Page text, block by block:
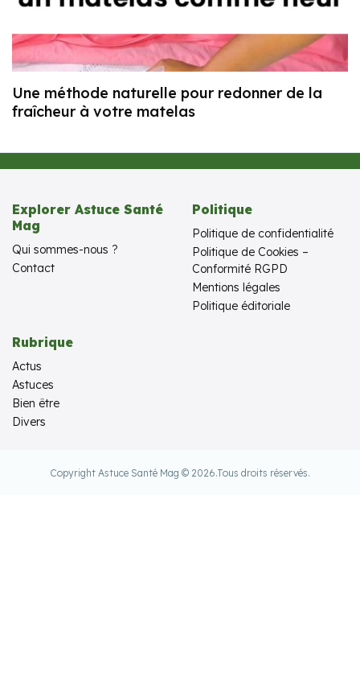
Une méthode naturelle pour redonner de la
fraîcheur à votre matelas
Explorer Astuce Santé
Mag
Qui sommes-nous ?
Contact
Politique
Politique de confidentialité
Politique de Cookies –
Conformité RGPD
Mentions légales
Politique éditoriale
Rubrique
Actus
Astuces
Bien être
Divers
Copyright Astuce Santé Mag © 2026.Tous droits réservés.